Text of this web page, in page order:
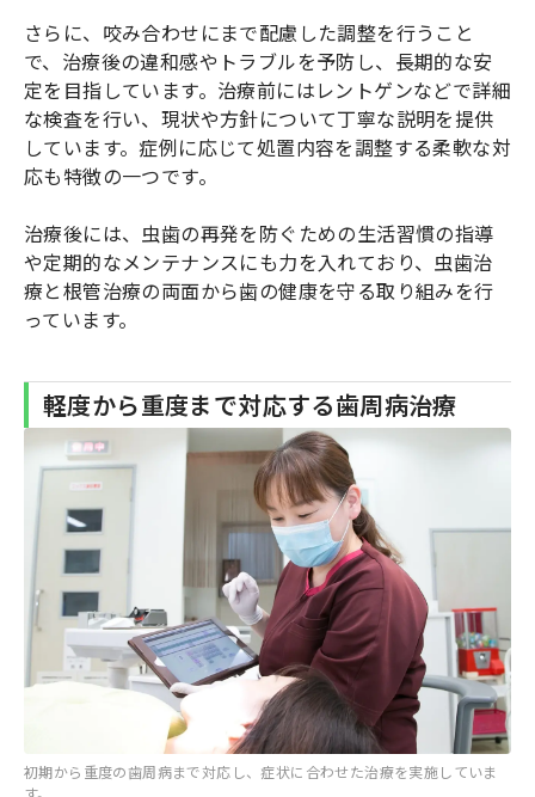
さらに、咬み合わせにまで配慮した調整を行うこと
で、治療後の違和感やトラブルを予防し、長期的な安
定を目指しています。治療前にはレントゲンなどで詳細
な検査を行い、現状や方針について丁寧な説明を提供
しています。症例に応じて処置内容を調整する柔軟な対
応も特徴の一つです。
治療後には、虫歯の再発を防ぐための生活習慣の指導
や定期的なメンテナンスにも力を入れており、虫歯治
療と根管治療の両面から歯の健康を守る取り組みを行
っています。
軽度から重度まで対応する歯周病治療
初期から重度の歯周病まで対応し、症状に合わせた治療を実施していま
す。